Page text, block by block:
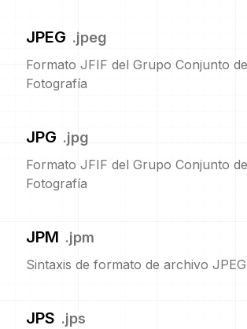
JPEG .jpeg
Formato JFIF del Grupo Conjunto
Fotografía
JPG .jpg
Formato JFIF del Grupo Conjunto
Fotografía
JPM .jpm
Sintaxis de formato de archivo
JPS .jps